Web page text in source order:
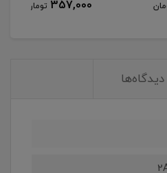
357,000 تومان
دیدگاه‌ها